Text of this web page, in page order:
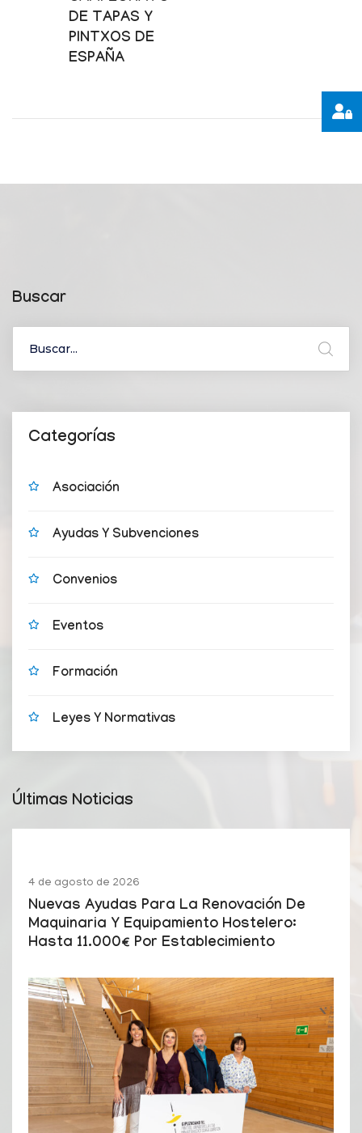
DE TAPAS Y
PINTXOS DE
ESPAÑA
Buscar
Categorías
Asociación
Ayudas Y Subvenciones
Convenios
Eventos
Formación
Leyes Y Normativas
Últimas Noticias
4 de agosto de 2026
Nuevas Ayudas Para La Renovación De
Maquinaria Y Equipamiento Hostelero:
Hasta 11.000€ Por Establecimiento